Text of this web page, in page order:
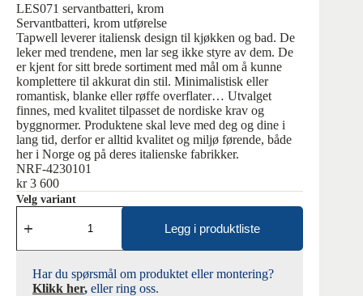
LES071 servantbatteri, krom
Servantbatteri, krom utførelse
Tapwell leverer italiensk design til kjøkken og bad. De
leker med trendene, men lar seg ikke styre av dem. De
er kjent for sitt brede sortiment med mål om å kunne
komplettere til akkurat din stil. Minimalistisk eller
romantisk, blanke eller røffe overflater… Utvalget
finnes, med kvalitet tilpasset de nordiske krav og
byggnormer. Produktene skal leve med deg og dine i
lang tid, derfor er alltid kvalitet og miljø førende, både
her i Norge og på deres italienske fabrikker.
NRF-4230101
kr3 600
Velg variant
servantbatteri,
antall
Legg i produktliste
Har du spørsmål om produktet eller montering?
Klikk her, eller ring oss.